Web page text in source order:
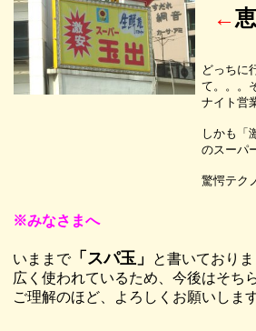
←
どっちに
て。。。
ナイト営
しかも「
のスーパ
驚愕テク
※みなさまへ
いままで「スパ玉」 と書いており
広く使われているため、今後はそち
ご理解のほど、よろしくお願いします